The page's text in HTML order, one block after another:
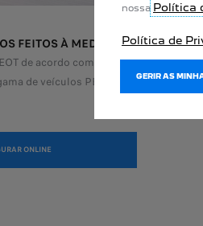
FEITOS À MEDIDA
de acordo com os seus desejos e
de veículos PEUGEOT.
ONLINE
nossa Política
Política de
GERIR AS